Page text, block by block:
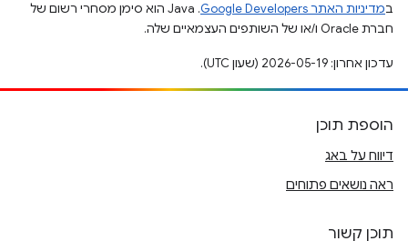
במדיניות האתר Google Developers‏
.‏ Java הוא סימן מסחרי רשום של
חברת Oracle ו/או של השותפים העצמאיים שלה.
עדכון אחרון: 2026-05-19 (שעון UTC).
הוספת תוכן
דיווח על באג
ראה נושאים פתוחים
תוכן קשור